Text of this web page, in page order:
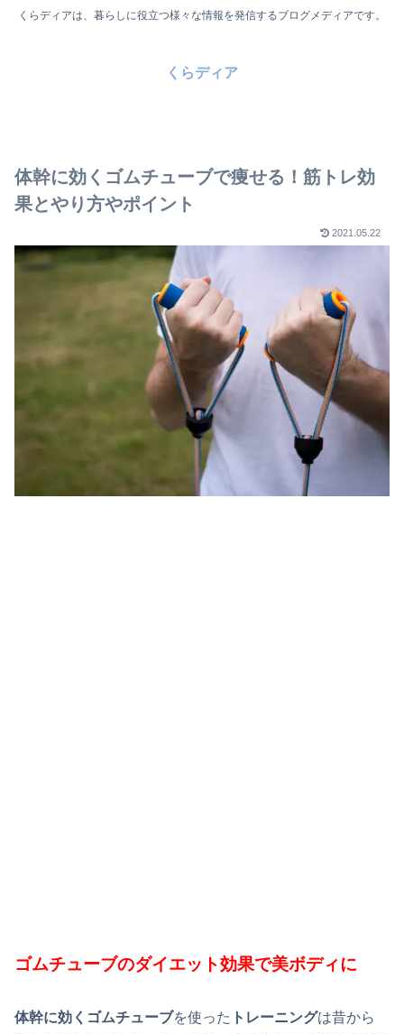
くらディアは、暮らしに役立つ様々な情報を発信するブログメディアです。
くらディア
体幹に効くゴムチューブで痩せる！筋トレ効
果とやり方やポイント
2021.05.22
ゴムチューブのダイエット効果で美ボディに
体幹に効くゴムチューブを使った トレーニングは昔から